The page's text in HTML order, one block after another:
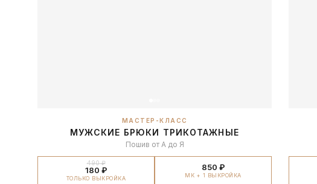
МАСТЕР-КЛАСС
МУЖСКИЕ БРЮКИ ТРИКОТАЖНЫЕ
Пошив от А до Я
490 ₽
180 ₽
ТОЛЬКО ВЫКРОЙКА
850 ₽
МК + 1 ВЫКРОЙКА